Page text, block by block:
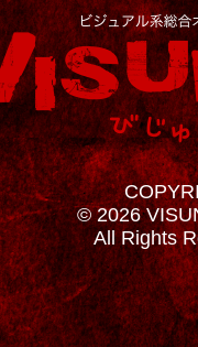
© 2026
All Rights